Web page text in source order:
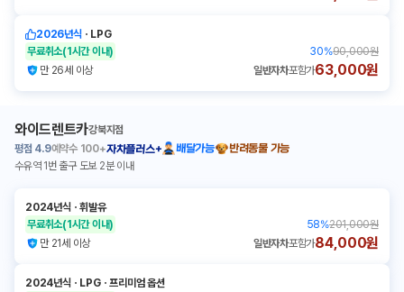
2026년식 ㆍ LPG
무료취소(1시간 이내) 30%90,000원
만 26세 이상
일반자차포함가63,000원
와이드렌트카강북지점
평점 4.9예약수 100+자차플러스+ 배달가능
반려동물 가능
수유역 1번 출구 도보 2분 이내
2024년식 ㆍ휘발유
무료취소(1시간 이내) 58%201,000원
만 21세 이상
일반자차포함가84,000원
2024년식 ㆍ LPGㆍ프리미엄 옵션